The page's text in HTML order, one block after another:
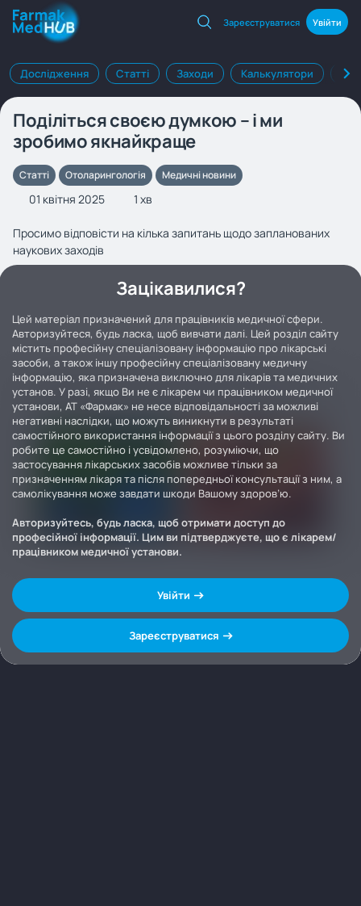
Зареєструватися Увійти
Дослідження Статті Заходи Калькулятори
Поділіться своєю думкою – і ми
зробимо якнайкраще
Статті Отоларингологія Медичні новини
01 квітня 2025 1 хв
Просимо відповісти на кілька запитань щодо запланованих
наукових заходів
Зацікавилися?
Цей матеріал призначений для працівників медичної сфери.
Авторизуйтеся, будь ласка, щоб вивчати далі. Цей розділ сайту
містить професійну спеціалізовану інформацію про лікарські
засоби, а також іншу професійну спеціалізовану медичну
інформацію, яка призначена виключно для лікарів та медичних
установ. У разі, якщо Ви не є лікарем чи працівником медичної
установи, АТ «Фармак» не несе відповідальності за можливі
негативні наслідки, що можуть виникнути в результаті
самостійного використання інформації з цього розділу сайту. Ви
робите це самостійно і усвідомлено, розуміючи, що
застосування лікарських засобів можливе тільки за
призначенням лікаря та після попередньої консультації з ним, а
самолікування може завдати шкоди Вашому здоров’ю.
Авторизуйтесь, будь ласка, щоб отримати доступ до
професійної інформації. Цим ви підтверджуєте, що є лікарем/
працівником медичної установи.
Увійти
Зареєструватися